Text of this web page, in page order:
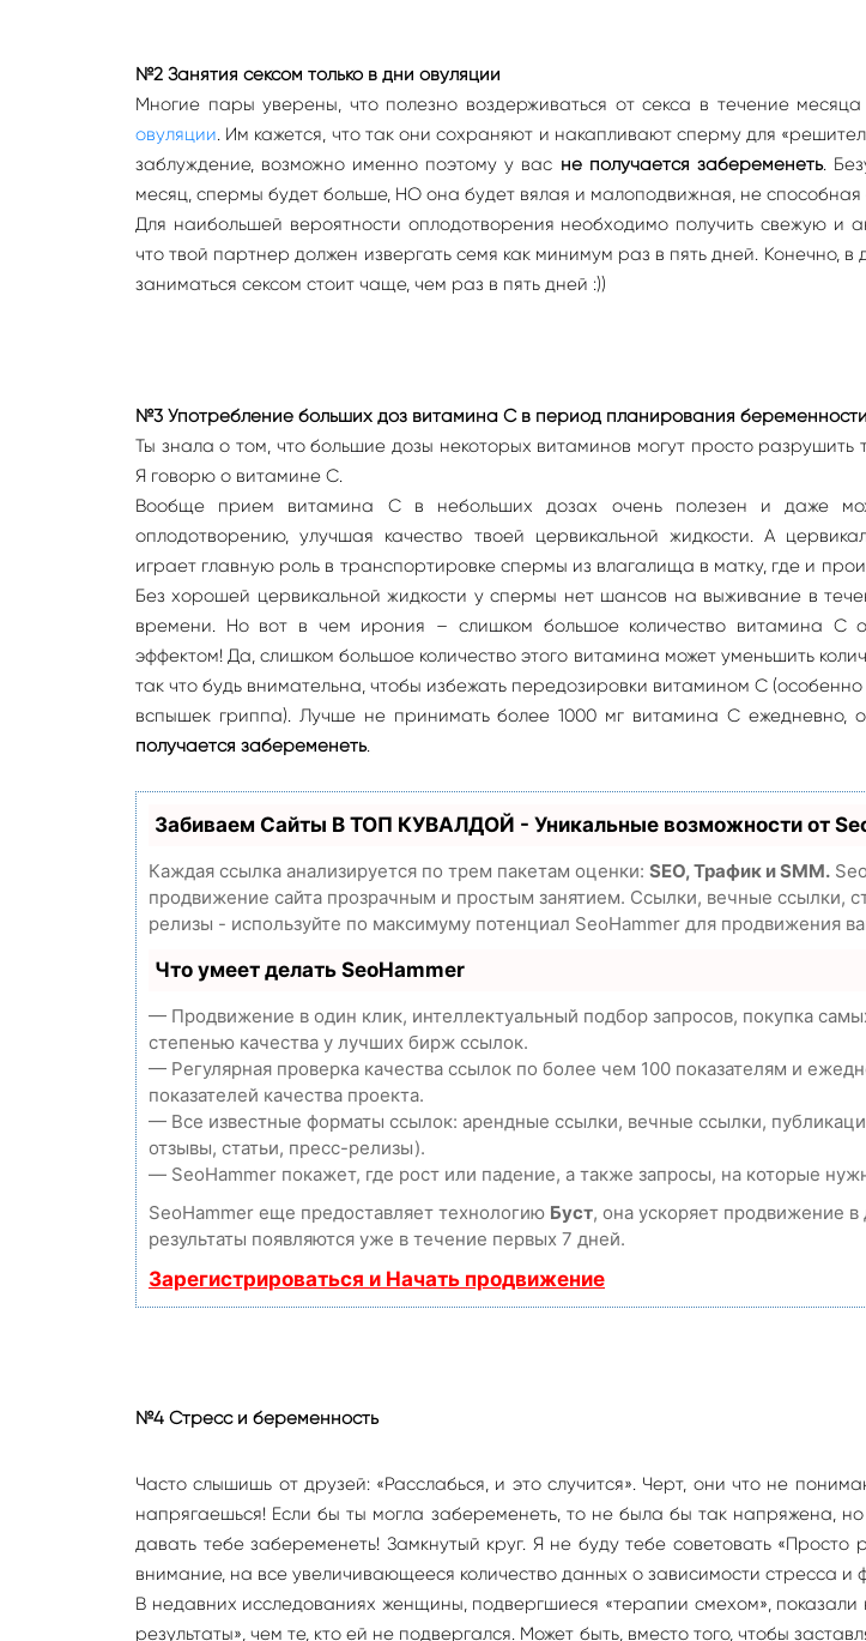
№2 Занятия сексом только в дни овуляции
Многие пары уверены, что полезно воздерживаться от секса в течение
овуляции . Им кажется, что так они сохраняют и накапливают сперму для
заблуждение, возможно именно поэтому у вас не получается забеременеть.
месяц, спермы будет больше, НО она будет вялая и малоподвижная, не способная
Для наибольшей вероятности оплодотворения необходимо получить свежую и
что твой партнер должен извергать семя как минимум раз в пять дней. Конечно,
заниматься сексом стоит чаще, чем раз в пять дней :))
№3 Употребление больших доз витамина С в период планирования беременности
Ты знала о том, что большие дозы некоторых витаминов могут просто
Я говорю о витамине С.
Вообще прием витамина С в небольших дозах очень полезен и даже
оплодотворению, улучшая качество твоей цервикальной жидкости. А
играет главную роль в транспортировке спермы из влагалища в матку, где и
Без хорошей цервикальной жидкости у спермы нет шансов на выживание в
времени. Но вот в чем ирония – слишком большое количество витамина С
эффектом! Да, слишком большое количество этого витамина может уменьшить
так что будь внимательна, чтобы избежать передозировки витамином С
вспышек гриппа). Лучше не принимать более 1000 мг витамина С ежедневно,
получается забеременеть.
Забиваем Сайты В ТОП КУВАЛДОЙ - Уникальные возможности от
Каждая ссылка анализируется по трем пакетам оценки: SEO, Трафик и SMM.
продвижение сайта прозрачным и простым занятием. Ссылки, вечные ссылки,
релизы - используйте по максимуму потенциал SeoHammer для продвижения
Что умеет делать SeoHammer
— Продвижение в один клик, интеллектуальный подбор запросов, покупка
степенью качества у лучших бирж ссылок.
— Регулярная проверка качества ссылок по более чем 100 показателям и
показателей качества проекта.
— Все известные форматы ссылок: арендные ссылки, вечные ссылки,
отзывы, статьи, пресс-релизы).
— SeoHammer покажет, где рост или падение, а также запросы, на которые
SeoHammer еще предоставляет технологию Буст, она ускоряет продвижение в
результаты появляются уже в течение первых 7 дней.
Зарегистрироваться и Начать продвижение
№4 Стресс и беременность
Часто слышишь от друзей: «Расслабься, и это случится». Черт, они что не
напрягаешься! Если бы ты могла забеременеть, то не была бы так напряжена,
давать тебе забеременеть! Замкнутый круг. Я не буду тебе советовать «Просто
внимание, на все увеличивающееся количество данных о зависимости стресса и
В недавних исследованиях женщины, подвергшиеся «терапии смехом»,
результаты», чем те, кто ей не подвергался. Может быть, вместо того, чтобы